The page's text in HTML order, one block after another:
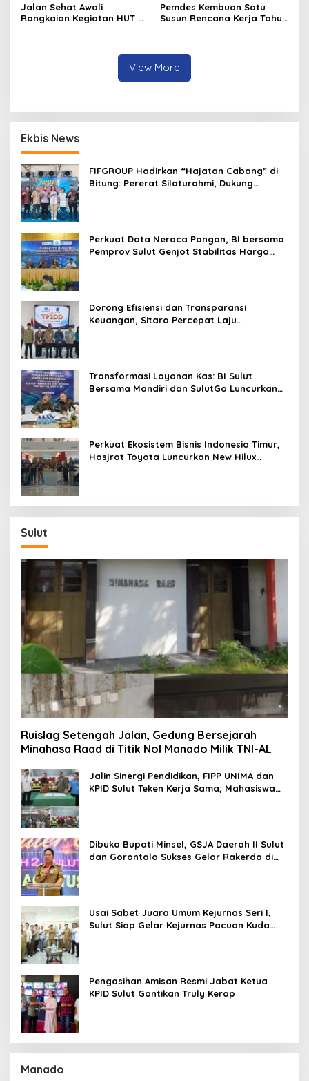
Jalan Sehat Awali
Rangkaian Kegiatan HUT RI
Pemdes Kembuan Satu
Susun Rencana Kerja Tahun
View More
Ekbis News
FIFGROUP Hadirkan “Hajatan Cabang” di
Bitung: Pererat Silaturahmi, Dukung
Perkuat Data Neraca Pangan, BI bersama
Pemprov Sulut Genjot Stabilitas Harga
Dorong Efisiensi dan Transparansi
Keuangan, Sitaro Percepat Laju
Transformasi Layanan Kas: BI Sulut
Bersama Mandiri dan SulutGo Luncurkan
Perkuat Ekosistem Bisnis Indonesia Timur,
Hasjrat Toyota Luncurkan New Hilux
Sulut
Ruislag Setengah Jalan, Gedung Bersejarah
Minahasa Raad di Titik Nol Manado Milik TNI-AL
Jalin Sinergi Pendidikan, FIPP UNIMA dan
KPID Sulut Teken Kerja Sama; Mahasiswa
Dibuka Bupati Minsel, GSJA Daerah II Sulut
dan Gorontalo Sukses Gelar Rakerda di
Usai Sabet Juara Umum Kejurnas Seri I,
Sulut Siap Gelar Kejurnas Pacuan Kuda
Pengasihan Amisan Resmi Jabat Ketua
KPID Sulut Gantikan Truly Kerap
Manado